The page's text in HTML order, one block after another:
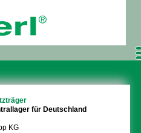
für Deutschland
KG